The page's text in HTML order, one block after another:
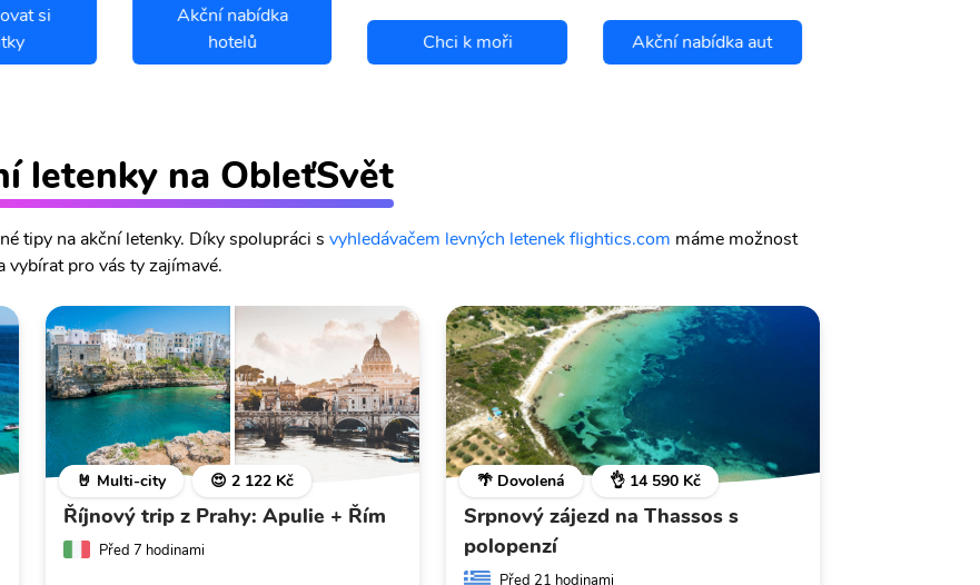
si
Akční nabídka
hotelů
Chci k moři Akční nabídka aut
letenky na ObleťSvět
tipy na akční letenky. Díky spolupráci s vyhledávačem levných letenek flightics.com máme možnost
vybírat pro vás ty zajímavé.
🤘 Multi-city 😍 2 122 Kč
Říjnový trip z Prahy: Apulie + Řím
Před 7 hodinami
🌴 Dovolená 👌 14 590 Kč
Srpnový zájezd na Thassos s
polopenzí
Před 21 hodinami